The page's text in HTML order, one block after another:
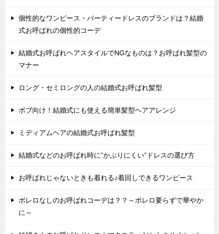
個性的なワンピース・パーティードレスのブランドは？結婚
式お呼ばれの個性的コーデ
結婚式お呼ばれヘアスタイルでNGなものは？お呼ばれ髪型の
マナー
ロング・セミロングの人の結婚式お呼ばれ髪型
ボブ向け！結婚式にも使える簡単髪型ヘアアレンジ
ミディアムヘアの結婚式お呼ばれ髪型
結婚式などのお呼ばれ時に”かぶりにくい”ドレスの選び方
お呼ばれじゃないときも着れる♪着回しできるワンピース
ボレロなしのお呼ばれコーデは？？～ボレロ要らずで華やか
に～